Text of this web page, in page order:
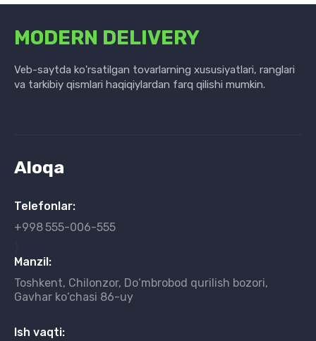
MODERN DELIVERY
Veb-saytda ko'rsatilgan tovarlarning xususiyatlari, ranglari
va tarkibiy qismlari haqiqiylardan farq qilishi mumkin.
Aloqa
Telefonlar:
+998555-006-555
Manzil:
Toshkent, Chilonzor, Do‘mbrobod qurilish bozori,
Gavhar ko‘chasi 86-uy
Ish vaqti: